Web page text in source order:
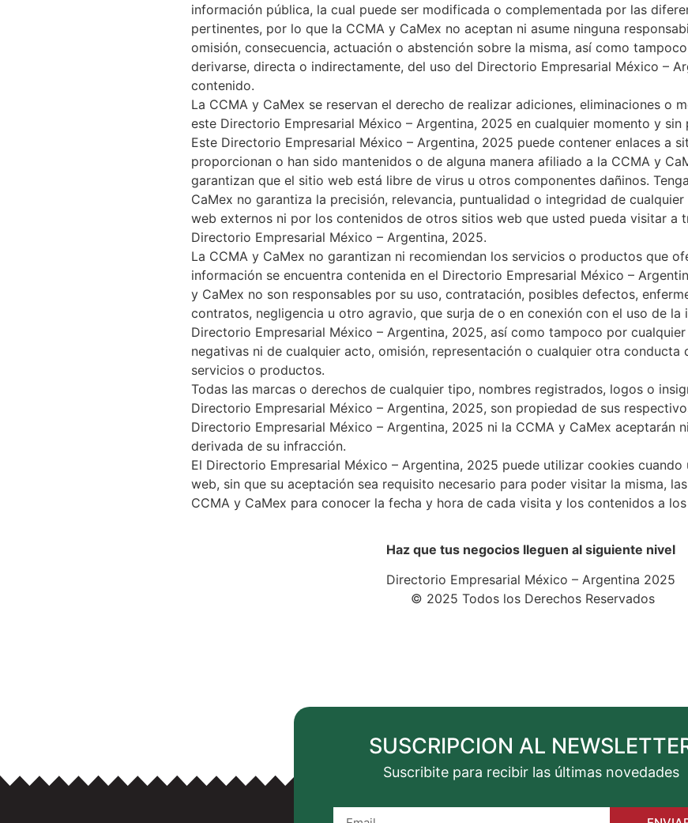
información pública, la cual puede ser modificada o complementada por las
pertinentes, por lo que la CCMA y CaMex no aceptan ni asume ninguna
omisión, consecuencia, actuación o abstención sobre la misma, así como
derivarse, directa o indirectamente, del uso del Directorio Empresarial México –
contenido.
La CCMA y CaMex se reservan el derecho de realizar adiciones, eliminaciones o
este Directorio Empresarial México – Argentina, 2025 en cualquier momento y sin
Este Directorio Empresarial México – Argentina, 2025 puede contener enlaces a
proporcionan o han sido mantenidos o de alguna manera afiliado a la CCMA y
garantizan que el sitio web está libre de virus u otros componentes dañinos.
CaMex no garantiza la precisión, relevancia, puntualidad o integridad de
web externos ni por los contenidos de otros sitios web que usted pueda visitar a
Directorio Empresarial México – Argentina, 2025.
La CCMA y CaMex no garantizan ni recomiendan los servicios o productos que
información se encuentra contenida en el Directorio Empresarial México –
y CaMex no son responsables por su uso, contratación, posibles defectos,
contratos, negligencia u otro agravio, que surja de o en conexión con el uso de la
Directorio Empresarial México – Argentina, 2025, así como tampoco por
negativas ni de cualquier acto, omisión, representación o cualquier otra conducta
servicios o productos.
Todas las marcas o derechos de cualquier tipo, nombres registrados, logos o
Directorio Empresarial México – Argentina, 2025, son propiedad de sus
Directorio Empresarial México – Argentina, 2025 ni la CCMA y CaMex aceptarán
derivada de su infracción.
El Directorio Empresarial México – Argentina, 2025 puede utilizar cookies
web, sin que su aceptación sea requisito necesario para poder visitar la misma,
CCMA y CaMex para conocer la fecha y hora de cada visita y los contenidos a
Haz que tus negocios lleguen al siguiente nivel
Directorio Empresarial México – Argentina 2025
©️ 2025 Todos los Derechos Reservados
SUSCRIPCION AL
Suscribite para recibir las últimas novedades